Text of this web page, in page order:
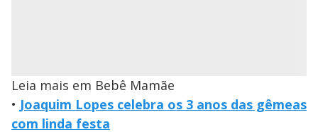
Leia mais em Bebê Mamãe
• Joaquim Lopes celebra os 3 anos das gêmeas
com linda festa